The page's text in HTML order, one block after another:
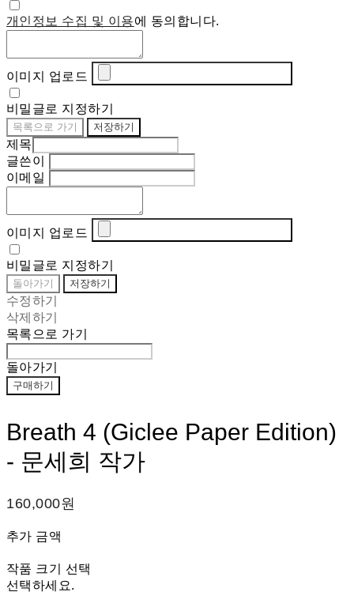
개인정보 수집 및 이용에 동의합니다.
이미지 업로드
비밀글로 지정하기
목록으로 가기 저장하기
제목
글쓴이
이메일
이미지 업로드
비밀글로 지정하기
돌아가기 저장하기
수정하기
삭제하기
목록으로 가기
돌아가기
구매하기
Breath 4 (Giclee Paper Edition)
- 문세희 작가
160,000원
추가 금액
작품 크기 선택
선택하세요.